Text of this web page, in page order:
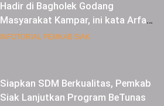
Hadir di Bagholek Godang
Masyarakat Kampar, ini kata Arfan
Usman
INFOTORIAL PEMKAB SIAK
Siapkan SDM Berkualitas, Pemkab
Siak Lanjutkan Program BeTunas